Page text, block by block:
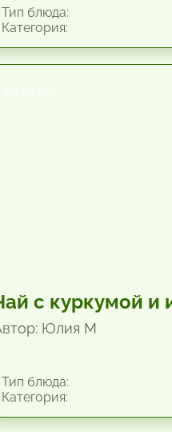
блюда:
с куркумой и
Юлия М
блюда: